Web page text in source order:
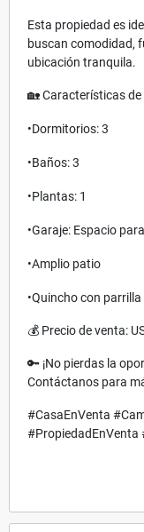
Esta propiedad es
buscan comodidad,
ubicación tranquila.
🏡 Características de
•Dormitorios: 3
•Baños: 3
•Plantas: 1
•Garaje: Espacio
•Amplio patio
•Quincho con parrilla
💰 Precio de venta:
🔑 ¡No pierdas la
Contáctanos para
#CasaEnVenta
#PropiedadEnVenta